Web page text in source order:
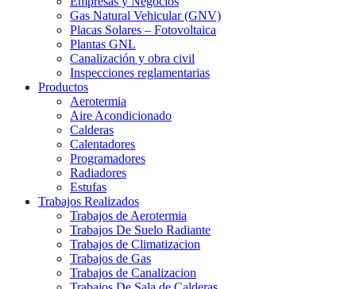
Gas Natural Vehicular (GNV)
Placas Solares – Fotovoltaica
Plantas GNL
Canalización y obra civil
Inspecciones reglamentarias
Productos
Aerotermia
Aire Acondicionado
Calderas
Calentadores
Programadores
Radiadores
Estufas
Trabajos Realizados
Trabajos de Aerotermia
Trabajos De Suelo Radiante
Trabajos de Climatizacion
Trabajos de Gas
Trabajos de Canalizacion